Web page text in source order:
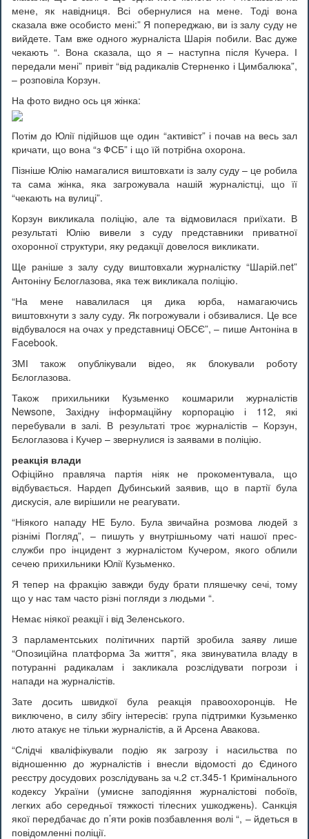
мене, як навідниця. Всі обернулися на мене. Тоді вона
сказала вже особисто мені:” Я попереджаю, ви із залу суду не
вийдете. Там вже одного журналіста Шарія побили. Вас дуже
чекають “. Вона сказала, що я – наступна після Кучера. І
передали мені” привіт “від радикалів Стерненко і Цимбалюка”,
– розповіла Корзун.
На фото видно ось ця жінка:
Потім до Юлії підійшов ще один “активіст” і почав на весь зал
кричати, що вона “з ФСБ” і що їй потрібна охорона.
Пізніше Юлію намагалися виштовхати із залу суду – це робила
та сама жінка, яка загрожувала нашій журналістці, що її
“чекають на вулиці”.
Корзун викликала поліцію, але та відмовилася приїхати. В
результаті Юлію вивели з суду представники приватної
охоронної структури, яку редакції довелося викликати.
Ще раніше з залу суду виштовхали журналістку “Шарій.net”
Антоніну Бєлоглазова, яка теж викликала поліцію.
“На мене навалилася ця дика юрба, намагаючись
виштовхнути з залу суду. Як погрожували і обзивалися. Це все
відбувалося на очах у представниці ОБСЄ”, – пише Антоніна в
Facebook.
ЗМІ також опублікували відео, як блокували роботу
Бєлоглазова.
Також прихильники Кузьменко кошмарили журналістів
Newsone, Західну інформаційну корпорацію і 112, які
перебували в залі. В результаті троє журналістів – Корзун,
Бєлоглазова і Кучер – звернулися із заявами в поліцію.
реакція влади
Офіційно правляча партія ніяк не прокоментувала, що
відбувається. Нардеп Дубинський заявив, що в партії була
дискусія, але вирішили не реагувати.
“Ніякого нападу НЕ Було. Була звичайна розмова людей з
різнімі Погляд”, – пишуть у внутрішньому чаті нашої прес-
служби про інцидент з журналістом Кучером, якого облили
сечею прихильники Юлії Кузьменко.
Я тепер на фракцію завжди буду брати пляшечку сечі, тому
що у нас там часто різні погляди з людьми “.
Немає ніякої реакції і від Зеленського.
З парламентських політичних партій зробила заяву лише
“Опозиційна платформа За життя”, яка звинуватила владу в
потуранні радикалам і закликала розслідувати погрози і
напади на журналістів.
Зате досить швидкої була реакція правоохоронців. Не
виключено, в силу збігу інтересів: група підтримки Кузьменко
люто атакує не тільки журналістів, а й Арсена Авакова.
“Слідчі кваліфікували подію як загрозу і насильства по
відношенню до журналістів і внесли відомості до Єдиного
реєстру досудових розслідувань за ч.2 ст.345-1 Кримінального
кодексу України (умисне заподіяння журналістові побоїв,
легких або середньої тяжкості тілесних ушкоджень). Санкція
якої передбачає до п’яти років позбавлення волі “, – йдеться в
повідомленні поліції.